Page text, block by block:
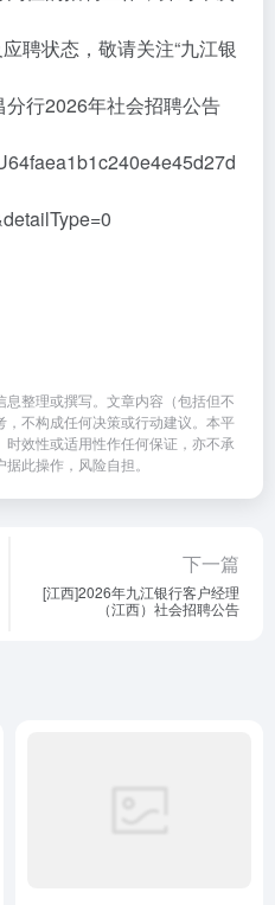
状态，敬请关注“九江银
行2026年社会招聘公告
整理或撰写。文章内容（包括但不
不构成任何决策或行动建议。本平
效性或适用性作任何保证，亦不承
此操作，风险自担。
下一篇
[江西]2026年九江银行客户经理
（江西）社会招聘公告